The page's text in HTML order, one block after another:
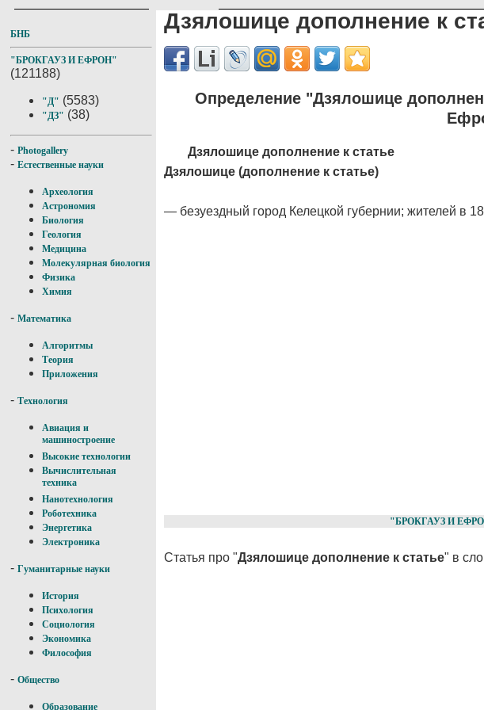
БНБ
"БРОКГАУЗ И ЕФРОН"
(121188)
"Д" (5583)
"ДЗ" (38)
- Photogallery
- Естественные науки
Археология
Астрономия
Биология
Геология
Медицина
Молекулярная биология
Физика
Химия
- Математика
Алгоритмы
Теория
Приложения
- Технология
Авиация и
машиностроение
Высокие технологии
Вычислительная
техника
Нанотехнология
Роботехника
Энергетика
Электроника
- Гуманитарные науки
История
Психология
Социология
Экономика
Философия
- Общество
Образование
Дзялошице дополнение к
Определение "Дзялошице
Дзялошице дополнение к статье
Дзялошице (дополнение к статье)
— безуездный город Келецкой губернии; жителей в
"БРОКГАУЗ И
Статья про "Дзялошице дополнение к статье" в